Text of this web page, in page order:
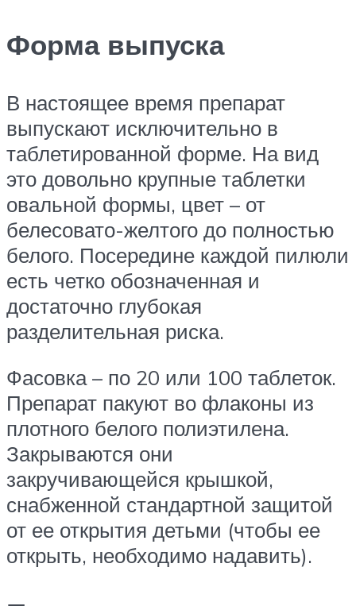
Форма выпуска
В настоящее время препарат
выпускают исключительно в
таблетированной форме. На вид
это довольно крупные таблетки
овальной формы, цвет – от
белесовато-желтого до полностью
белого. Посередине каждой пилюли
есть четко обозначенная и
достаточно глубокая
разделительная риска.
Фасовка – по 20 или 100 таблеток.
Препарат пакуют во флаконы из
плотного белого полиэтилена.
Закрываются они
закручивающейся крышкой,
снабженной стандартной защитой
от ее открытия детьми (чтобы ее
открыть, необходимо надавить).